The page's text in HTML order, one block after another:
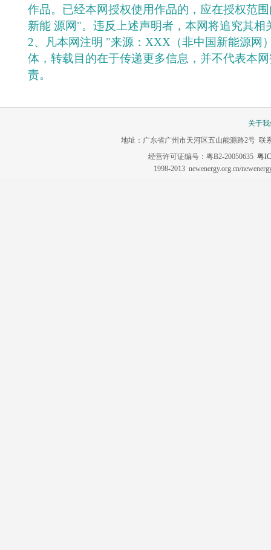
作品。已经本网授权使用作品的，应在授权范
新能 源网"。违反上述声明者，本网将追究其相
2、凡本网注明 "来源：XXX（非中国新能源网
体，转载目的在于传递更多信息，并不代表本
责。
关于
地址：广东省广州市天河区五山能源路2号 联
经营许可证编号：粤B2-20050635 粤
1998-2013 newenergy.org.cn/